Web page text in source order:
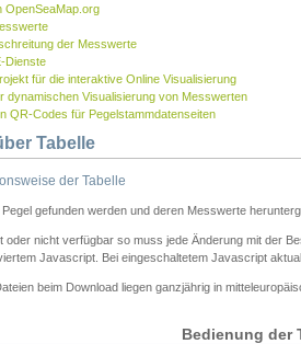
OpenSeaMap.org
der Messwerte
Dienste
für die interaktive Online Visualisierung
dynamischen Visualisierung von Messwerten
QR-Codes für Pegelstammdatenseiten
Tabelle
der Tabelle
gefunden werden und deren Messwerte
oder nicht verfügbar so muss jede Änderung mit der
Javascript. Bei eingeschaltetem Javascript
beim Download liegen ganzjährig in
Bedienung der